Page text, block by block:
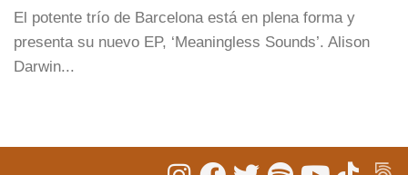
El potente trío de Barcelona está en plena forma y
presenta su nuevo EP, ‘Meaningless Sounds’. Alison
Darwin...